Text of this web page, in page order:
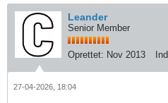
Leander
Senior Member
Oprettet: Nov 2013
27-04-2026, 18:04